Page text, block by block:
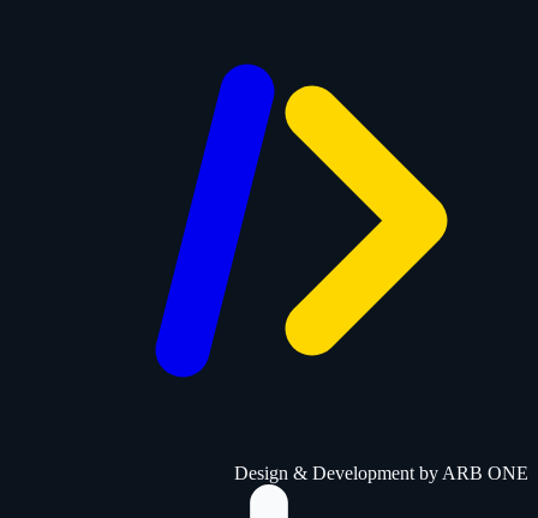
Design & Development by ARB ONE